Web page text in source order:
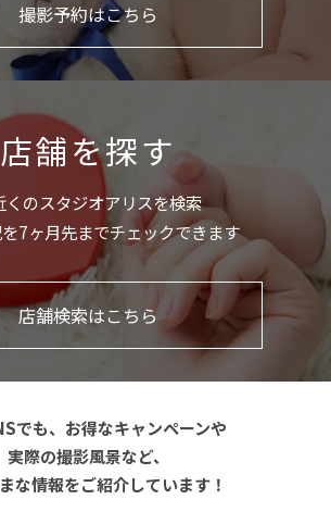
撮影予約はこちら
店舗を探す
くのスタジオアリスを検索
7ヶ月先までチェックできます
店舗検索はこちら
でも、お得なキャンペーンや
実際の撮影風景など、
な情報をご紹介しています！